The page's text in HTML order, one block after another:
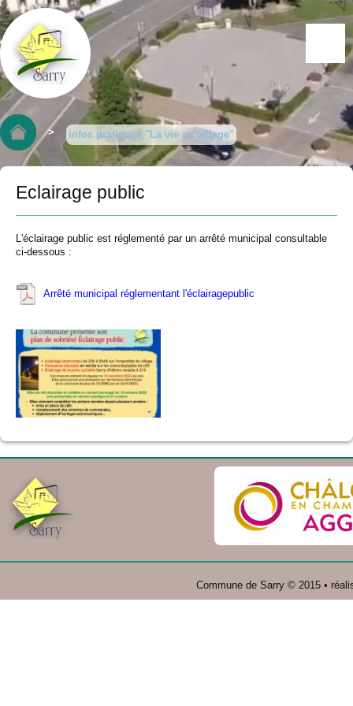
> infos pratiques "La vie au village"
Eclairage public
L'éclairage public est réglementé par un arrêté municipal consultable
ci-dessous :
Arrêté municipal réglementant l'éclairagepublic
Commune de Sarry © 2015 •